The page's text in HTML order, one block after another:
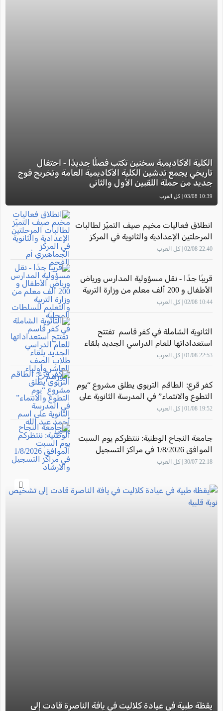
الكلية الأكاديمية سخنين تكتب فصلًا جديدًا - احتفال
تاريخي يجمع تدشين الكلية الأكاديمية العامة وتخريج فوج
جديد من حملة اللقبين الأول والثاني
10:39 03/08 | كل العرب
انطلاق فعاليات مخيم صيف التميّز لطالبات
المرحلتين الإعدادية والثانوية في المركز
الجماهيري أم الفحم
22:40 02/08 | كل العرب
قريبًا جدًا - نقل مسؤولية المدارس ورياض
الأطفال و 200 ألف معلم من وزارة التربية
والتعليم للسلطات المحلية
10:44 02/08 | كل العرب
الثانوية الشاملة في كفر قاسم تفتتح
استعداداتها للعام الدراسي الجديد بلقاء
طلاب الصف العاشر وأولياء أمورهم
22:53 01/08 | كل العرب
كفر قرع: الطاقم التربوي يطلق مشروع “يوم
التطوع والانتماء” في المدرسة الثانوية على
اسم أحمد عبد الله يحيى
19:52 01/08 | كل العرب
جامعة النجاح الوطنية: ننتظركم يوم السبت
الموافق 1/8/2026 في مراكز التسجيل
والارشاد
22:18 30/07 | كل العرب
يقظة طبية في عيادة كلاليت في يافة الناصرة قادت إلى